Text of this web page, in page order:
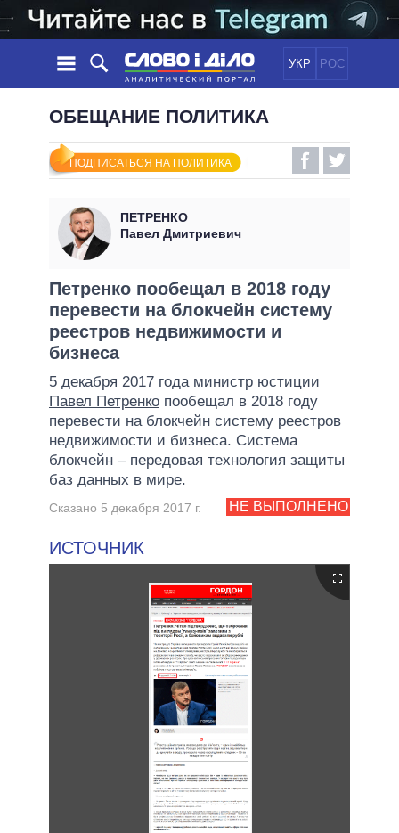
УКР РОС
НОВОСТИ
ЛЕНТА
СОБЫТИЯ
СТАТЬИ
МНЕНИЯ
ОБЗОРЫ
ДАЙДЖЕСТЫ
ПОЛИТИКА
ЭКОНОМИКА
МИР
ОБЕЩАНИЯ
ВСЕ ПОЛИТИКИ
ПРЕЗИДЕНТ И ОФИС
ВЕРХОВНАЯ РАДА
КАБИНЕТ МИНИСТРОВ
ГЛАВЫ ОБЛАДМИНИСТРАЦИЙ
МЭРЫ
ВСЕ ПЕРСОНЫ
ИНФОГРАФИКА
ПОДДЕРЖАТЬ
ОБЕЩАНИЕ ПОЛИТИКА
ПОДПИСАТЬСЯ НА ПОЛИТИКА
ПЕТРЕНКО
Павел Дмитриевич
Петренко пообещал в 2018 году
перевести на блокчейн систему
реестров недвижимости и
бизнеса
5 декабря 2017 года министр юстиции
Павел Петренко пообещал в 2018 году
перевести на блокчейн систему реестров
недвижимости и бизнеса. Система
блокчейн – передовая технология защиты
баз данных в мире.
НЕ ВЫПОЛНЕНО
Сказано 5 декабря 2017 г.
ИСТОЧНИК